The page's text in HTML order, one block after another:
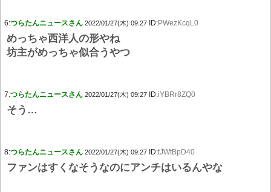
6:つらたんニュースさん 2022/01/27(木) 09:27 ID:PWezKcqL0
めっちゃ西洋人の形やね
坊主がめっちゃ似合うやつ
7:つらたんニュースさん 2022/01/27(木) 09:27 ID:iYBRr8ZQ0
そう…
8:つらたんニュースさん 2022/01/27(木) 09:27 ID:tJWtBpD40
ファンはすくなそうなのにアンチはいるんやな